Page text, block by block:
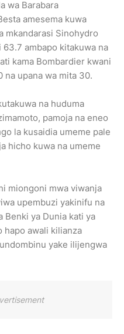
wa Barabara
amesema kuwa
mkandarasi Sinohydro
ambapo kitakuwa na
kama Bombardier kwani
na upana wa mita 30.
na huduma
pamoja na eneo
la kusaidia umeme pale
hicho kuwa na umeme
miongoni mwa viwanja
upembuzi yakinifu na
Benki ya Dunia kati ya
hapo awali kilianza
yake ilijengwa